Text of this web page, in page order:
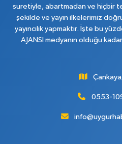
suretiyle, abartmadan ve hiçbir
şekilde ve yayın ilkelerimiz
yayıncılık yapmaktır. İşte bu
AJANSI medyanın olduğu
0553-